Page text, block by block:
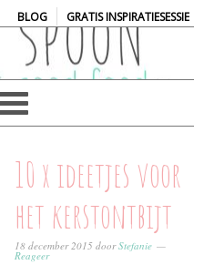
BLOG| GRATIS INSPIRATIESESSIE
10 x ideetjes voor
het kerstontbijt
18 december 2015 doorStefanie
Reageer